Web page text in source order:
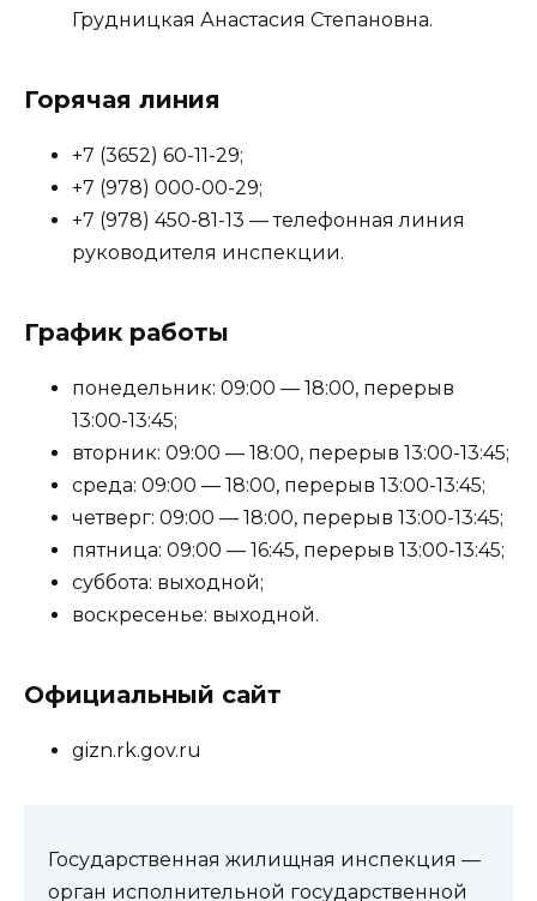
Грудницкая Анастасия Степановна.
Горячая линия
+7 (3652) 60-11-29;
+7 (978) 000-00-29;
+7 (978) 450-81-13 — телефонная линия
руководителя инспекции.
График работы
понедельник: 09:00 — 18:00, перерыв
13:00-13:45;
вторник: 09:00 — 18:00, перерыв 13:00-13:45;
среда: 09:00 — 18:00, перерыв 13:00-13:45;
четверг: 09:00 — 18:00, перерыв 13:00-13:45;
пятница: 09:00 — 16:45, перерыв 13:00-13:45;
суббота: выходной;
воскресенье: выходной.
Официальный сайт
gizn.rk.gov.ru
Государственная жилищная инспекция —
орган исполнительной государственной